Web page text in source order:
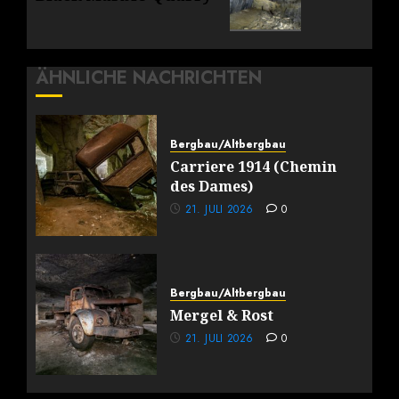
ÄHNLICHE NACHRICHTEN
Bergbau/Altbergbau
Carriere 1914 (Chemin
des Dames)
21. JULI 2026 0
Bergbau/Altbergbau
Mergel & Rost
21. JULI 2026 0